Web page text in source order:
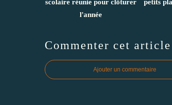
scolaire réunie pour clôturer
l'année
petits
Commenter cet article
Ajouter un commentaire